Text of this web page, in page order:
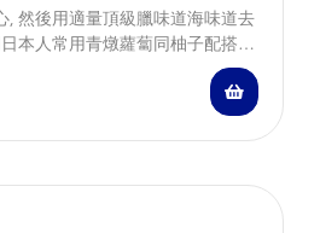
, 然後用適量頂級臘味道海味道去
本人常用青燉蘿蔔同柚子配搭概
。建議蘿蔔糕可以清蒸去品嚐蘿
煎香。 Our take on the Chinese